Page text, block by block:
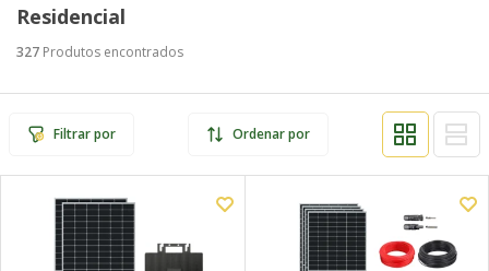
Residencial
327 Produtos encontrados
Filtrar por Ordenar por